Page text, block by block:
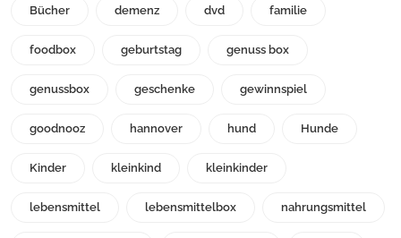
Bücher demenz dvd familie
foodbox geburtstag genuss box
genussbox geschenke gewinnspiel
goodnooz hannover hund Hunde
Kinder kleinkind kleinkinder
lebensmittel lebensmittelbox nahrungsmittel